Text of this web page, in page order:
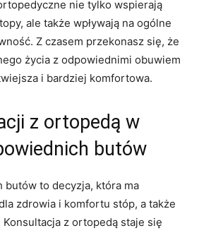
nie tylko wspierają
ale także wpływają na ogólne
Z czasem przekonasz się, że
życia z odpowiednimi obuwiem
i bardziej komfortowa.
z ortopedą w
butów
butów to decyzja, która ma
zdrowia i komfortu stóp, a także
Konsultacja z ortopedą staje się